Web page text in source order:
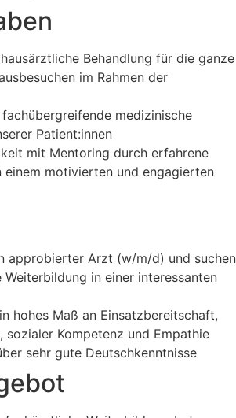
Behandlung für die ganze
im Rahmen der
medizinische
Patient:innen
mit Mentoring durch erfahrene
einem motivierten und engagierten
approbierter Arzt (w/m/d) und suchen
in einer interessanten
hohes Maß an Einsatzbereitschaft,
sozialer Kompetenz und Empathie
sehr gute Deutschkenntnisse